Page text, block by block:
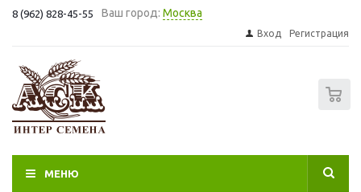
8 (962) 828-45-55 Ваш город: Москва
Вход Регистрация
МЕНЮ